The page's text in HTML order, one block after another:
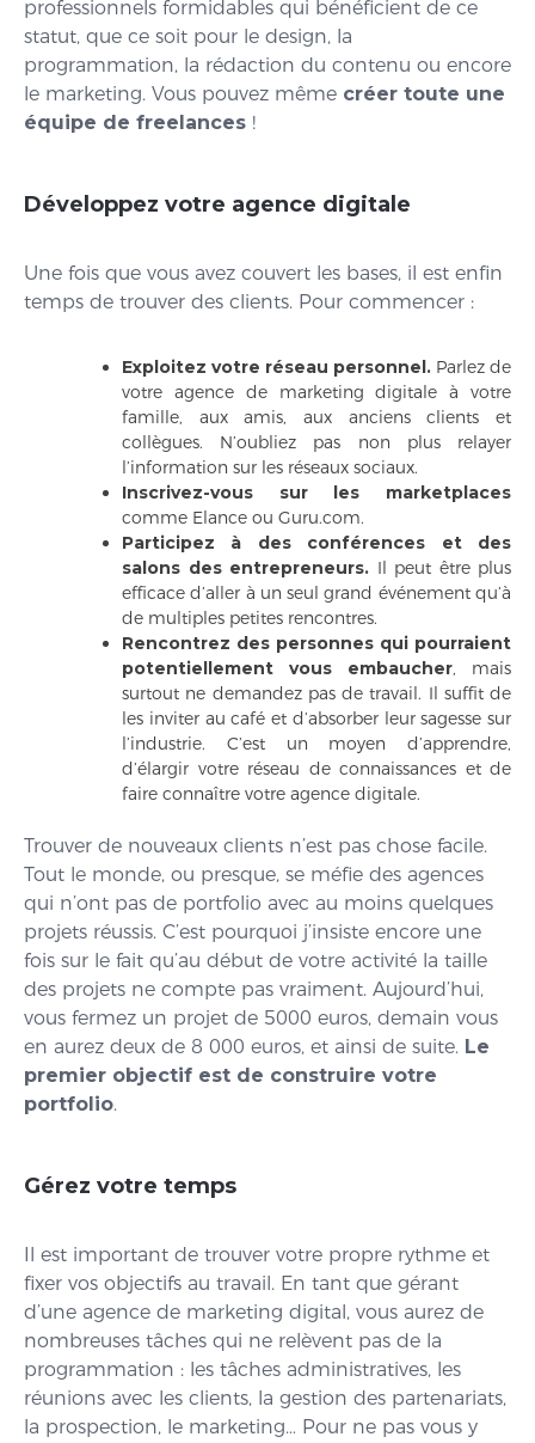
professionnels formidables qui bénéficient de ce
statut, que ce soit pour le design, la
programmation, la rédaction du contenu ou encore
le marketing. Vous pouvez même créer toute une
équipe de freelances !
Développez votre agence digitale
Une fois que vous avez couvert les bases, il est enfin
temps de trouver des clients. Pour commencer :
Exploitez votre réseau personnel. Parlez de
votre agence de marketing digitale à votre
famille, aux amis, aux anciens clients et
collègues. N’oubliez pas non plus relayer
l’information sur les réseaux sociaux.
Inscrivez-vous sur les marketplaces
comme Elance ou Guru.com.
Participez à des conférences et des
salons des entrepreneurs. Il peut être plus
efficace d’aller à un seul grand événement qu’à
de multiples petites rencontres.
Rencontrez des personnes qui pourraient
potentiellement vous embaucher, mais
surtout ne demandez pas de travail. Il suffit de
les inviter au café et d’absorber leur sagesse sur
l’industrie. C’est un moyen d’apprendre,
d’élargir votre réseau de connaissances et de
faire connaître votre agence digitale.
Trouver de nouveaux clients n’est pas chose facile.
Tout le monde, ou presque, se méfie des agences
qui n’ont pas de portfolio avec au moins quelques
projets réussis. C’est pourquoi j’insiste encore une
fois sur le fait qu’au début de votre activité la taille
des projets ne compte pas vraiment. Aujourd’hui,
vous fermez un projet de 5000 euros, demain vous
en aurez deux de 8 000 euros, et ainsi de suite. Le
premier objectif est de construire votre
portfolio.
Gérez votre temps
Il est important de trouver votre propre rythme et
fixer vos objectifs au travail. En tant que gérant
d’une agence de marketing digital, vous aurez de
nombreuses tâches qui ne relèvent pas de la
programmation : les tâches administratives, les
réunions avec les clients, la gestion des partenariats,
la prospection, le marketing… Pour ne pas vous y